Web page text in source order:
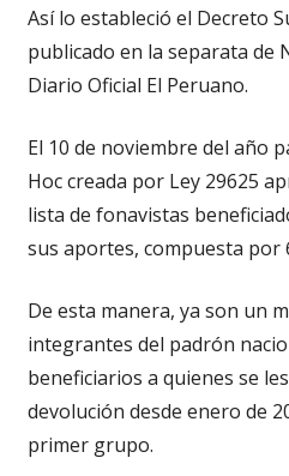
Así lo estableció el Decreto
publicado en la separata de
Diario Oficial El Peruano.
El 10 de noviembre del año
Hoc creada por Ley 29625
lista de fonavistas
sus aportes, compuesta por
De esta manera, ya son un
integrantes del padrón
beneficiarios a quienes se
devolución desde enero de
primer grupo.